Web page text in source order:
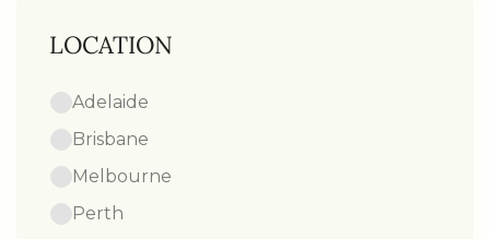
LOCATION
Adelaide
Brisbane
Melbourne
Perth